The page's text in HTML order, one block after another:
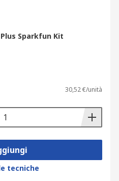
Sparkfun Kit
30,52 €/unità
tecniche